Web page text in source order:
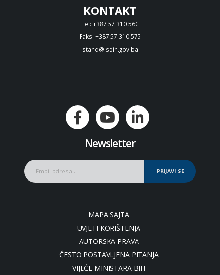
KONTAKT
Tel: +387 57 310 560
Faks: +387 57 310 575
stand@isbih.gov.ba
Newsletter
PRIJAVI SE
MAPA SAJTA
UVJETI KORIŠTENJA
AUTORSKA PRAVA
ČESTO POSTAVLJENA PITANJA
VIJEĆE MINISTARA BIH